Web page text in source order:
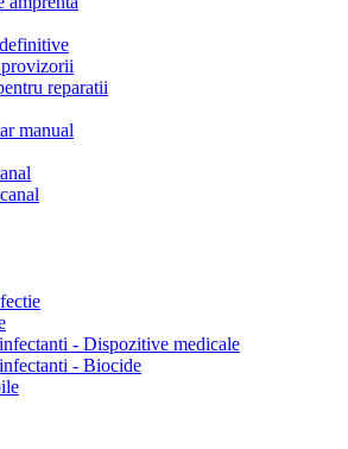
reparatii
manual
- Dispozitive medicale
- Biocide